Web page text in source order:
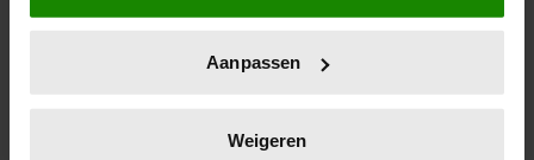
die tot een paar meter nauwkeurig kan zijn
op specifieke eigenschappen (fingerprinting)
verwerkt en stel uw voorkeuren in het
Aanpassen
Weigeren
Digitaal lezen